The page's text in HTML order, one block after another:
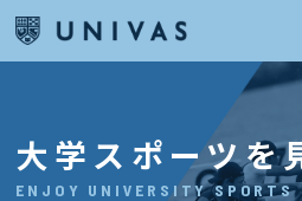
大学スポーツを
ENJOY UNIVERSITY SPORTS